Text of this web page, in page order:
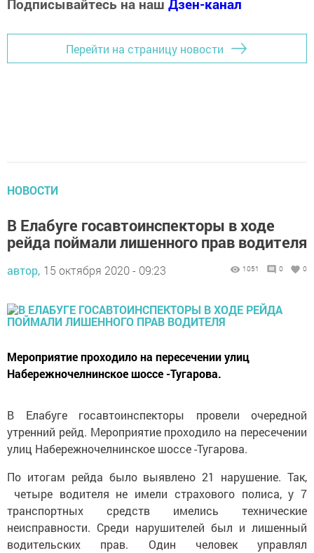
Подписывайтесь на наш Дзен-канал
Перейти на страницу новости
НОВОСТИ
В Елабуге госавтоинспекторы в ходе
рейда поймали лишенного прав водителя
автор, 15 октября 2020 - 09:23 1051 0 0
Мероприятие проходило на пересечении улиц
Набережночелнинское шоссе -Тугарова.
В Елабуге госавтоинспекторы провели очередной
утренний рейд. Мероприятие проходило на пересечении
улиц Набережночелнинское шоссе -Тугарова.
По итогам рейда было выявлено 21 нарушение. Так,
четыре водителя не имели страхового полиса, у 7
транспортных средств имелись технические
неисправности. Среди нарушителей был и лишенный
водительских прав. Один человек управлял